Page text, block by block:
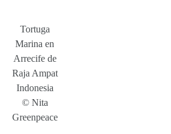
Tortuga
Marina en
Arrecife de
Raja Ampat
Indonesia
© Nita
Greenpeace